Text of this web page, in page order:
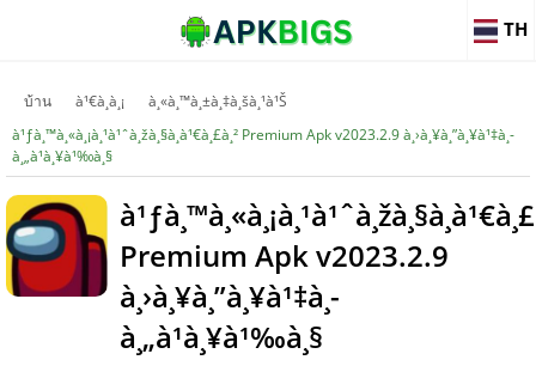
TH
บ้าน à¹€à¸à¸¡
à¸«à¸™à¸±à¸‡à¸šà¸¹à¹Š
à¹ƒà¸™à¸«à¸¡à¸¹à¹ˆà¸žà¸§à¸à¹€à¸£à¸² Premium Apk v2023.2.9 à¸›à¸¥à¸”à¸¥à¹‡à¸­
à¸„à¹à¸¥à¹‰à¸§
Premium Apk v2023.2.9
à¸›à¸¥à¸”à¸¥à¹‡à¸­
à¸„à¹à¸¥à¹‰à¸§